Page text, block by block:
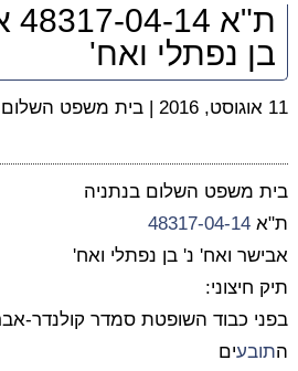
בן נפתלי ואח'
11 אוגוסט, 2016 | בית משפט השלום
בית משפט השלום בנתניה
ת"א 48317-04-14
אבישר ואח' נ' בן נפתלי ואח'
תיק חיצוני:
בפני כבוד השופטת סמדר קולנדר-
התובעים